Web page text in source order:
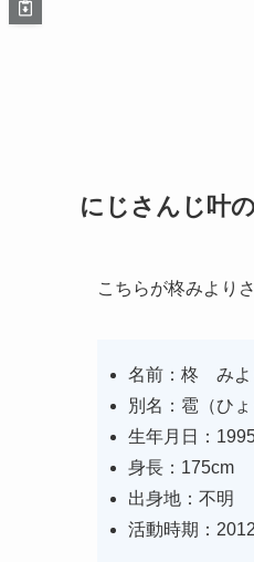
にじさんじ叶
こちらが柊みより
名前：柊 みよ
別名：雹（ひょ
生年月日：
身長：175cm
出身地：不明
活動時期：